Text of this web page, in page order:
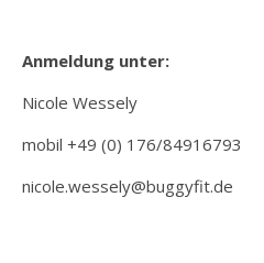
Anmeldung unter:
Nicole Wessely
mobil +49 (0) 176/84916793
nicole.wessely@buggyfit.de